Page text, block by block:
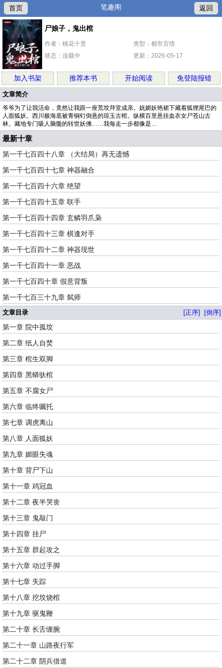
首页 笔趣阁 返回
尸娘子，鬼出棺
作者：桃花十里
类型：都市言情
状态：连载中
更新：2026-05-17
加入书架 推荐本书 开始阅读 免登陆报错
文章简介
爷爷为了让我活命，竟然让我跟一座荒坟拜堂成亲。妩媚妖艳裙下藏着狐狸尾巴的
人面狐妖。西川极海底被青铜钉倒悬的琼玉古棺。纵横百里悬挂血衣女尸苍山古
林。藏地专门吸人脑髓的转世妖佛……我每走一步都像是…
最新十章
第一千七百四十八章 （大结局）再无遗憾
第一千七百四十七章 神器融合
第一千七百四十六章 绝望
第一千七百四十五章 联手
第一千七百四十四章 玄鳞羽爪枭
第一千七百四十三章 棋逢对手
第一千七百四十二章 神器现世
第一千七百四十一章 恶战
第一千七百四十章 假意背叛
第一千七百三十九章 弑师
文章目录 [正序] [倒序]
第一章 院中孤坟
第二章 纸人自焚
第三章 棺生双脚
第四章 黑蟒驮棺
第五章 不腐女尸
第六章 临终嘱托
第七章 调虎离山
第八章 人面狐妖
第九章 媚眼失魂
第十章 背尸下山
第十一章 鸡冠血
第十二章 夜半哭丧
第十三章 鬼敲门
第十四章 挂尸
第十五章 群起攻之
第十六章 动过手脚
第十七章 失踪
第十八章 挖坟烧棺
第十九章 驱鬼鞭
第二十章 长舌缠腕
第二十一章 山路夜行军
第二十二章 阴兵借道